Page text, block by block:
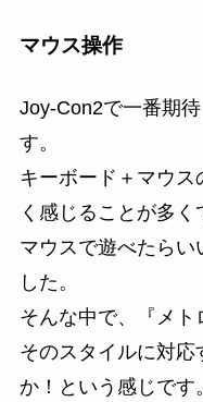
マウス操作
Joy-Con2で一番期
す。
キーボード＋マウス
く感じることが多
マウスで遊べたらい
した。
そんな中で、『メ
そのスタイルに対応
か！という感じです。